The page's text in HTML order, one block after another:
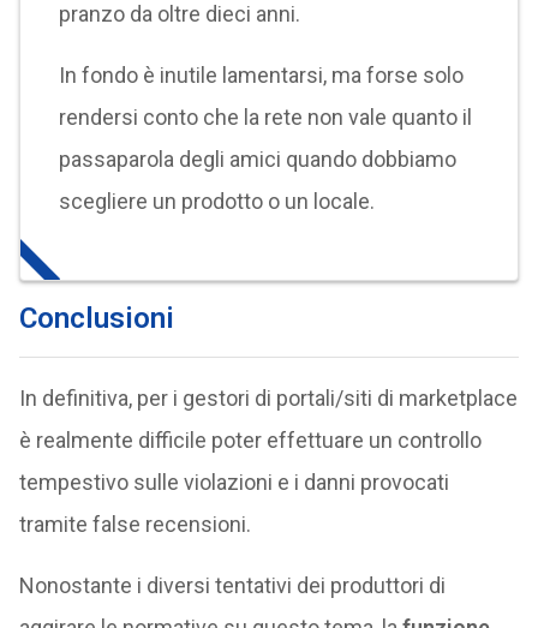
pranzo da oltre dieci anni.
In fondo è inutile lamentarsi, ma forse solo
rendersi conto che la rete non vale quanto il
passaparola degli amici quando dobbiamo
scegliere un prodotto o un locale.
Conclusioni
In definitiva, per i gestori di portali/siti di marketplace
è realmente difficile poter effettuare un controllo
tempestivo sulle violazioni e i danni provocati
tramite false recensioni.
Nonostante i diversi tentativi dei produttori di